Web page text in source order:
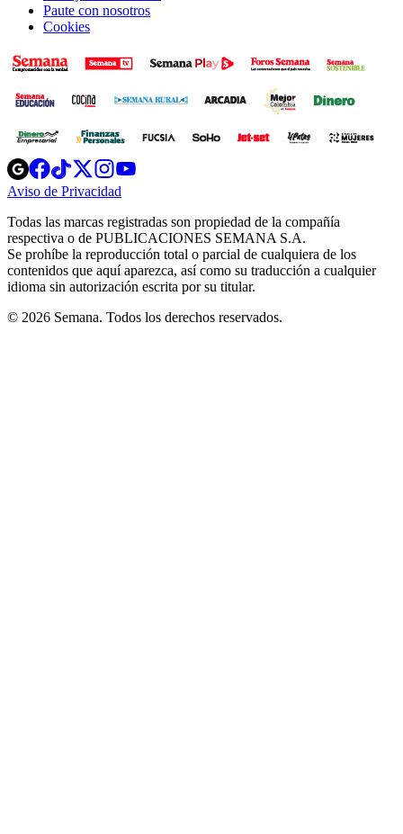
Paute con nosotros
Cookies
Opens
in
new
Opens
in
new
Opens
in
new
window
Opens
new
windowwindow
Aviso de Privacidad
new
window
Todas las marcas registradas son propiedad de la compañía
respectiva o de PUBLICACIONES SEMANA S.A.
Se prohíbe la reproducción total o parcial de cualquiera de los
contenidos que aquí aparezca, así como su traducción a cualquier
idioma sin autorización escrita por su titular.
© 2026 Semana. Todos los derechos reservados.